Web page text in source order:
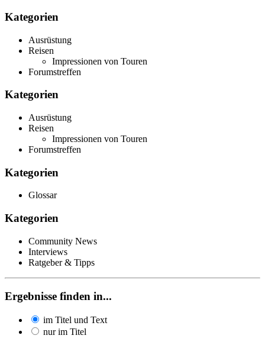
Kategorien
Ausrüstung
Reisen
Impressionen von Touren
Forumstreffen
Kategorien
Ausrüstung
Reisen
Impressionen von Touren
Forumstreffen
Kategorien
Glossar
Kategorien
Community News
Interviews
Ratgeber & Tipps
Ergebnisse finden in...
im Titel und Text
nur im Titel